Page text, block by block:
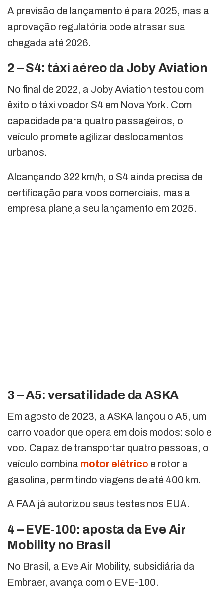
A previsão de lançamento é para 2025, mas a
aprovação regulatória pode atrasar sua
chegada até 2026.
2 – S4: táxi aéreo da Joby Aviation
No final de 2022, a Joby Aviation testou com
êxito o táxi voador S4 em Nova York. Com
capacidade para quatro passageiros, o
veículo promete agilizar deslocamentos
urbanos.
Alcançando 322 km/h, o S4 ainda precisa de
certificação para voos comerciais, mas a
empresa planeja seu lançamento em 2025.
3 – A5: versatilidade da ASKA
Em agosto de 2023, a ASKA lançou o A5, um
carro voador que opera em dois modos: solo e
voo. Capaz de transportar quatro pessoas, o
veículo combina motor elétrico e rotor a
gasolina, permitindo viagens de até 400 km.
A FAA já autorizou seus testes nos EUA.
4 – EVE-100: aposta da Eve Air
Mobility no Brasil
No Brasil, a Eve Air Mobility, subsidiária da
Embraer, avança com o EVE-100.